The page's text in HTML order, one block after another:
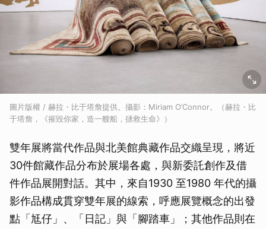
圖片版權 / 赫拉・比于塔詹提供。攝影：Miriam O’Connor。（赫拉・比
于塔詹，《摧毀你家，造一艘船，拯救生命》）
雙年展將當代作品與北美館典藏作品交織呈現，將近
30件館藏作品分布於展場各處，與新委託創作及借
件作品展開對話。其中，來自1930 至1980 年代的攝
影作品構成貫穿雙年展的線索，呼應展覽概念的出發
點「尪仔」、「日記」與「腳踏車」；其他作品則在